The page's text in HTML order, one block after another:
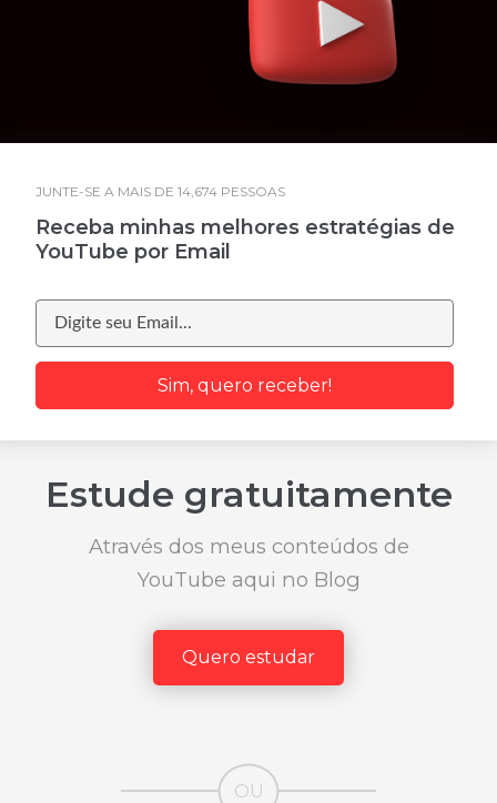
JUNTE-SE A MAIS DE 14,674 PESSOAS
Receba minhas melhores estratégias de
YouTube por Email
Sim, quero receber!
Estude gratuitamente
Através dos meus conteúdos de
YouTube aqui no Blog
Quero estudar